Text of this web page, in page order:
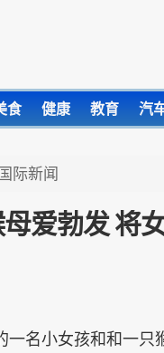
食 健康 教育 汽
国际新闻
爱勃发 将
一名小女孩和和一只